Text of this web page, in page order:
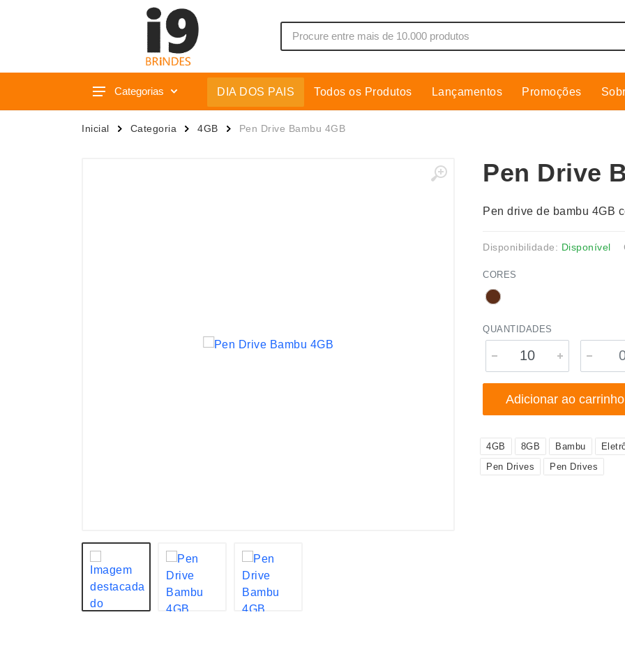
Categorias
Acessórios p/ Celular
Caixas de Som
Cooler
Cozinha
Escritório
Espelhos
DIA DOS PAIS Todos os Produtos Lançamentos Promoções
Inicial Categoria 4GB Pen Drive Bambu 4GB
Pen Drive
Pen drive de bambu 4GB
Disponibilidade: Disponível
CORES
QUANTIDADES
Adicionar ao carrinho
4GB 8GB Bambu
Pen Drives
Pen Drives